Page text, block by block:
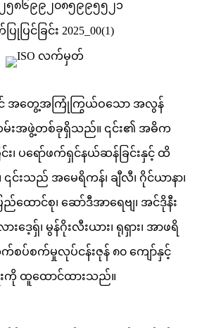
တွင် အတွေ့အကြုံကြွယ်ဝသော အလွန်
မ်းအဖွဲ့တစ်ခုရှိသည်။ ၎င်း၏ အဓိက
း၊ ပရော်ဖက်ရှင်နယ်ဆန်ခြင်းနှင့် ထိ
းသည် အမေရိကန်၊ ချီလီ၊ ဂိုင်ယာနာ၊
ည်ထောင်စု၊ ဆော်ဒီအာရေဗျ၊ အင်ဒိုနီး
ားဒေ့ရှ်၊ မွန်ဂိုးလီးယား၊ ရုရှား၊ အာဖရိ
ပ်စက်မှုလုပ်ငန်းဇုန် ၈၀ ကျော်နှင့်
းကို ထူထောင်ထားသည်။